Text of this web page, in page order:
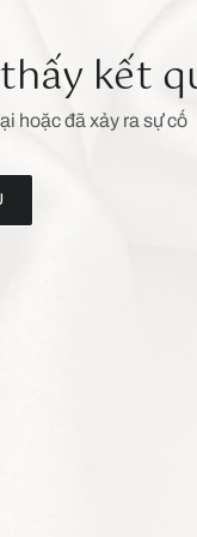
kết
hoặc đã xảy ra sự cố